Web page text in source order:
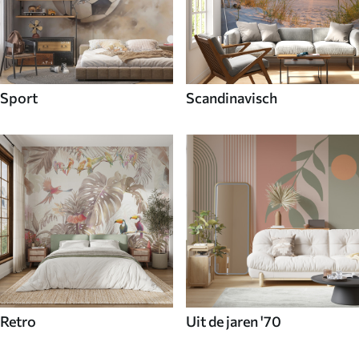
Sport Scandinavisch
Retro Uit de jaren '70